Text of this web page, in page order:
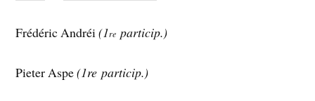
Frédéric Andréi(1re particip.)
Pieter Aspe(1re particip.)